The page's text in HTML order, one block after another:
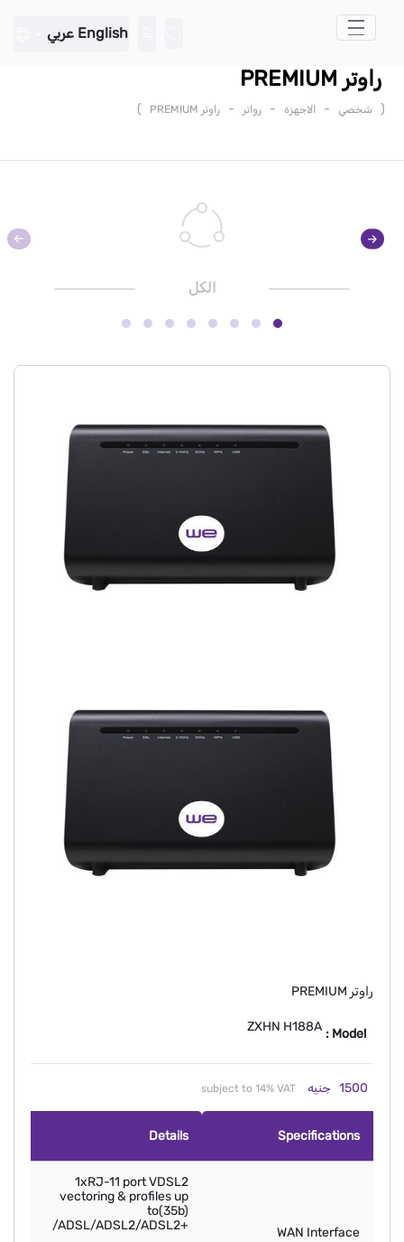
تخطي إلى المحتوى الرئيسي
English عربي
راوتر PREMIUM
( شخصي - الاجهزة - رواتر - راوتر PREMIUM )
الكل
راوتر PREMIUM
Model :
ZXHN H188A
1500 جنيه subject to 14% VAT
Specifications
Details
WAN Interface
1xRJ-11 port VDSL2
vectoring & profiles up
to(35b)
/ADSL/ADSL2/ADSL2+